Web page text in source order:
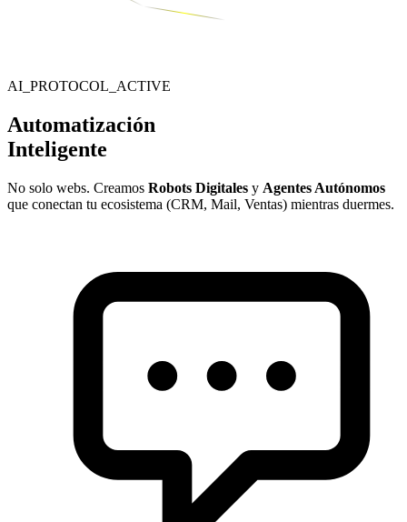
AI_PROTOCOL_ACTIVE
Automatización
Inteligente
No solo webs. Creamos Robots Digitales y Agentes Autónomos
que conectan tu ecosistema (CRM, Mail, Ventas) mientras duermes.